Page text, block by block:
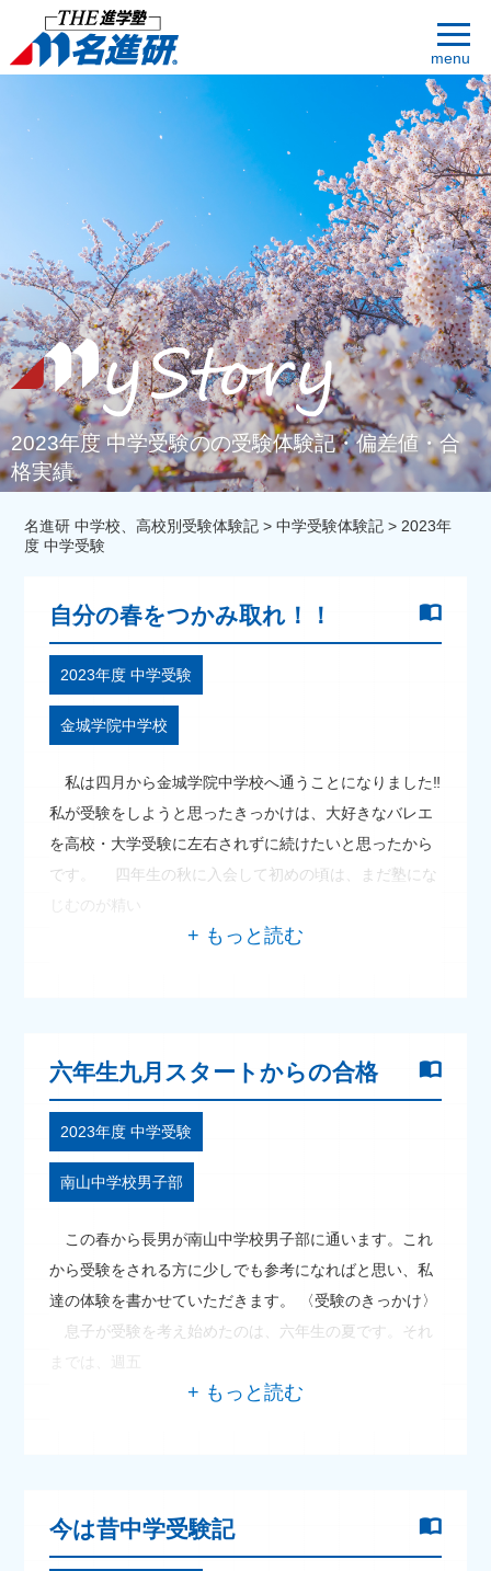
menu
2023年度 中学受験のの受験体験記・偏差値・合
格実績
名進研 中学校、高校別受験体験記 >中学受験体験記 > 2023年
度 中学受験
自分の春をつかみ取れ！！
2023年度 中学受験
金城学院中学校
私は四月から金城学院中学校へ通うことになりました‼
私が受験をしようと思ったきっかけは、大好きなバレエ
を高校・大学受験に左右されずに続けたいと思ったから
です。 四年生の秋に入会して初めの頃は、まだ塾にな
じむのが精い
六年生九月スタートからの合格
2023年度 中学受験
南山中学校男子部
この春から長男が南山中学校男子部に通います。これ
から受験をされる方に少しでも参考になればと思い、私
達の体験を書かせていただきます。 〈受験のきっかけ〉
息子が受験を考え始めたのは、六年生の夏です。それ
までは、週五
今は昔中学受験記